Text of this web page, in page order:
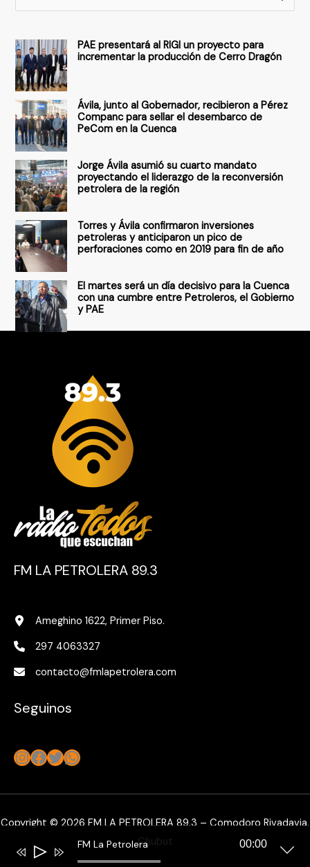
u
c
a
r
o
r
:
PAE presentará al RIGI un proyecto para
incrementar la producción de Cerro Dragón
Ávila, junto al Gobernador, recibieron a Pérez
Companc para sellar el desembarco de
PeCom en la Cuenca
Jorge Ávila asumió su cuarto mandato
proyectando el liderazgo de la reconversión
petrolera de la región
Torres y Ávila confirmaron inversiones
petroleras y anticiparon un pico de
perforaciones como en 2019 para fin de año
El martes será un día decisivo para la Cuenca
con una cumbre entre Petroleros, el Gobierno
y PAE
FM LA PETROLERA 89.3
Ameghino 1622, Primer Piso.
297 4063327
contacto@fmlapetrolera.com
Seguinos
Instagram
Facebook
Twitter
WhatsApp
Copyright © 2026 FM LA PETROLERA 89.3 – Comodoro Rivadavia,
Chubut
FM La Petrolera
Reproductor
00:00